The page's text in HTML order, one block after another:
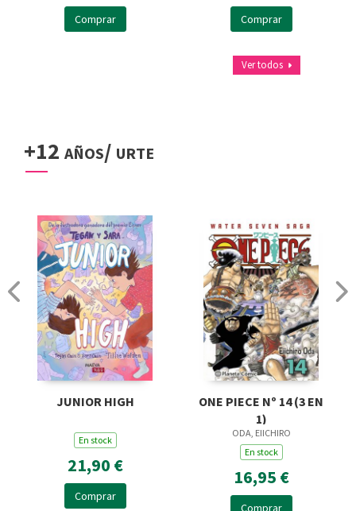
Comprar Comprar
Ver todos
+12 años/ urte
JUNIOR HIGH
En stock
21,90 €
Comprar
ONE PIECE Nº 14 (3 EN
1)
ODA, EIICHIRO
En stock
16,95 €
Comprar